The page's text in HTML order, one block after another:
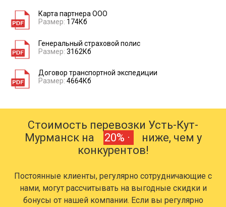
Карта партнера ООО
Размер: 174Кб
Генеральный страховой полис
Размер: 3162Кб
Договор транспортной экспедиции
Размер: 4664Кб
Стоимость перевозки Усть-Кут-
Мурманск на
20% ·
ниже, чем у
конкурентов!
Постоянные клиенты, регулярно сотрудничающие с
нами, могут рассчитывать на выгодные скидки и
бонусы от нашей компании. Если вы регулярно